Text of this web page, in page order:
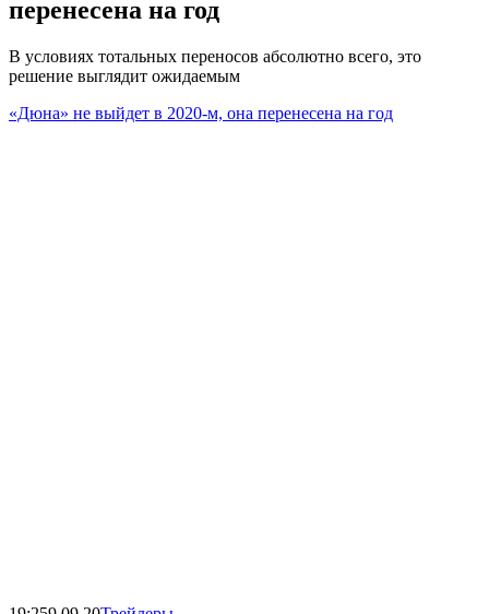
перенесена на год
В условиях тотальных переносов абсолютно всего, это
решение выглядит ожидаемым
«Дюна» не выйдет в 2020-м, она перенесена на год